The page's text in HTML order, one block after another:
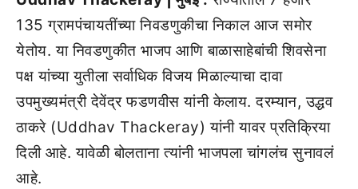
135 ग्रामपंचायतींच्या निवडणुकीचा निकाल आज समोर
येतोय. या निवडणुकीत भाजप आणि बाळासाहेबांची शिवसेना
पक्ष यांच्या युतीला सर्वाधिक विजय मिळाल्याचा दावा
उपमुख्यमंत्री देवेंद्र फडणवीस यांनी केलाय. दरम्यान, उद्धव
ठाकरे (Uddhav Thackeray) यांनी यावर प्रतिक्रिया
दिली आहे. यावेळी बोलताना त्यांनी भाजपला चांगलंच सुनावलं
आहे.